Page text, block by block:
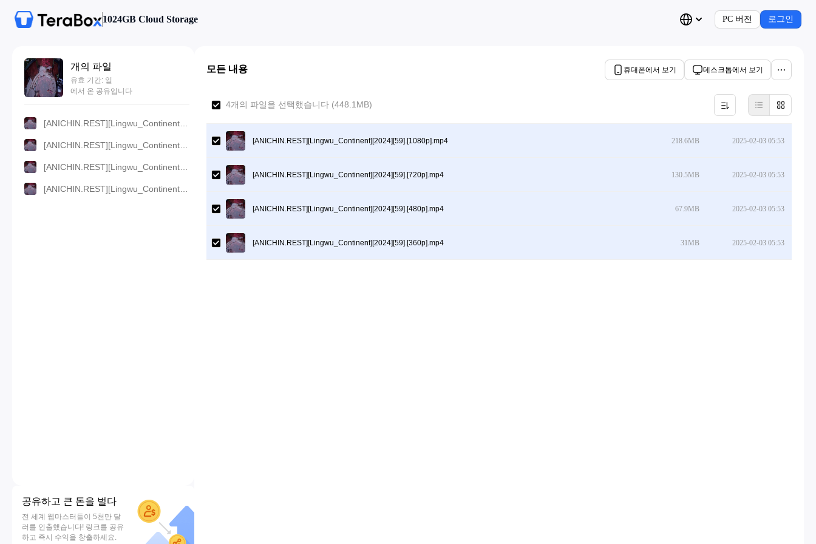
1024GB Cloud Storage PC 버전 로그인
개의 파일
유효 기간: 일
에서 온 공유입니다
공유하고 큰 돈을 벌다
전 세계 웹마스터들이 5천만 달
러를 인출했습니다! 링크를 공유
하고 즉시 수익을 창출하세요.
모든 내용 휴대폰에서 보기 데스크톱에서 보기
4개의 파일을 선택했습니다 (448.1MB)
[ANICHIN.REST][Lingwu_Continent][2024][59].[1080p].mp4 218.6MB 2025-02-03 05:53
[ANICHIN.REST][Lingwu_Continent][2024][59].[720p].mp4 130.5MB 2025-02-03 05:53
[ANICHIN.REST][Lingwu_Continent][2024][59].[480p].mp4 67.9MB 2025-02-03 05:53
[ANICHIN.REST][Lingwu_Continent][2024][59].[360p].mp4 31MB 2025-02-03 05:53